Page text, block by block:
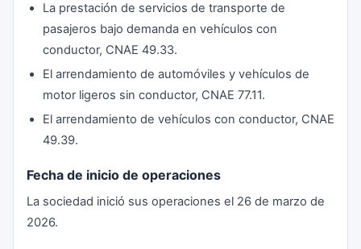
La prestación de servicios de transporte de
pasajeros bajo demanda en vehículos con
conductor, CNAE 49.33.
El arrendamiento de automóviles y vehículos de
motor ligeros sin conductor, CNAE 77.11.
El arrendamiento de vehículos con conductor, CNAE
49.39.
Fecha de inicio de operaciones
La sociedad inició sus operaciones el 26 de marzo de
2026.